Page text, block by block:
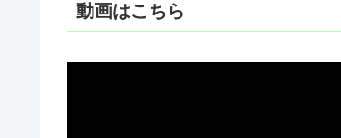
動画はこちら